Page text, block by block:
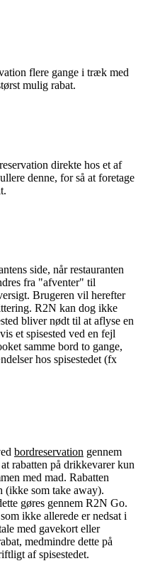
flere gange i træk med
mulig rabat.
direkte hos et af
denne, for så at foretage
side, når restauranten
fra "afventer" til
Brugeren vil herefter
R2N kan dog ikke
bliver nødt til at aflyse en
et spisested ved en fejl
samme bord to gange,
hos spisestedet (fx
bordreservation gennem
rabatten på drikkevarer kun
med mad. Rabatten
(ikke som take away).
gøres gennem R2N Go.
ikke allerede er nedsat i
med gavekort eller
medmindre dette på
af spisestedet.